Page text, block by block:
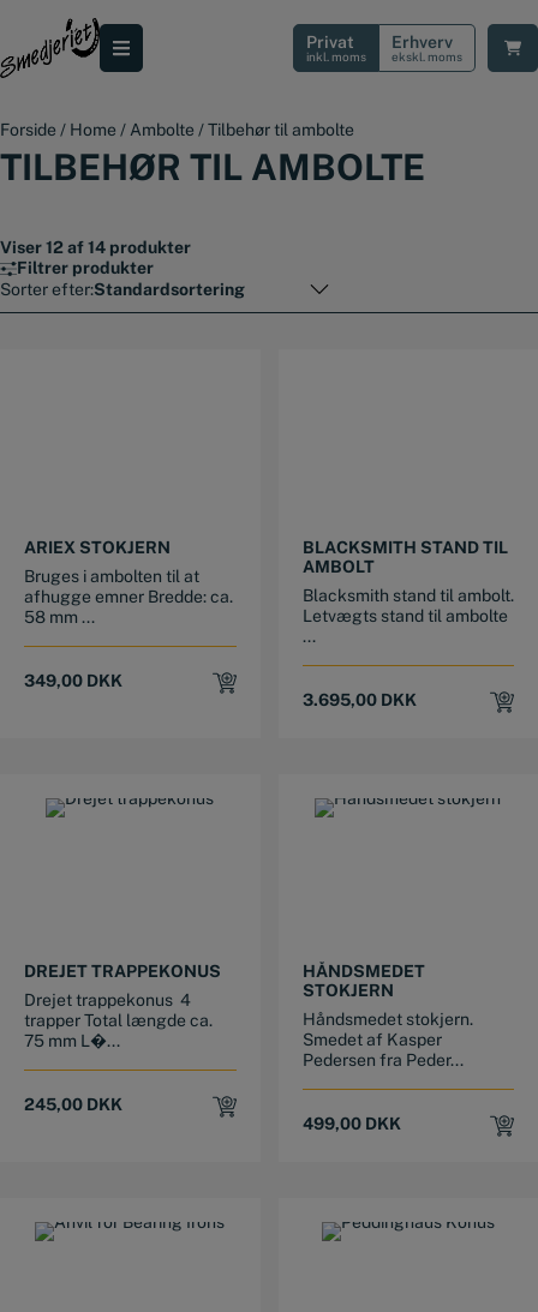
indholdet
Privat
inkl. moms
Erhverv
ekskl. moms
Forside / Home / Ambolte /Tilbehør til ambolte
TILBEHØR TIL AMBOLTE
Viser 12 af 14 produkter
Filtrer produkter
Sorter efter:
ARIEX STOKJERN
Bruges i ambolten til at
afhugge emner Bredde: ca.
58 mm ...
349,00 DKK
BLACKSMITH STAND TIL
AMBOLT
Blacksmith stand til ambolt.
Letvægts stand til ambolte
...
3.695,00 DKK
DREJET TRAPPEKONUS
Drejet trappekonus 4
trapper Total længde ca.
75 mm L�...
245,00 DKK
HÅNDSMEDET
STOKJERN
Håndsmedet stokjern.
Smedet af Kasper
Pedersen fra Peder...
499,00 DKK